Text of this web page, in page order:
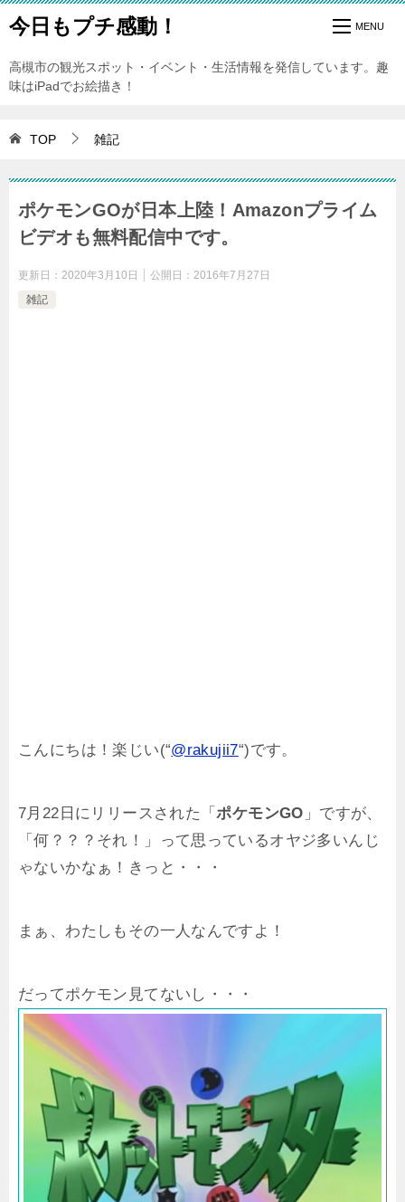
今日もプチ感動！
高槻市の観光スポット・イベント・生活情報を発信しています。趣
味はiPadでお絵描き！
TOP 雑記
ポケモンGOが日本上陸！Amazonプライム
ビデオも無料配信中です。
更新日： 2020年3月10日 公開日： 2016年7月27日
雑記
こんにちは！楽じい(“@rakujii7“)です。
7月22日にリリースされた「ポケモンGO 」ですが、
「何？？？それ！」って思っているオヤジ多いんじ
ゃないかなぁ！きっと・・・
まぁ、わたしもその一人なんですよ！
だってポケモン見てないし・・・